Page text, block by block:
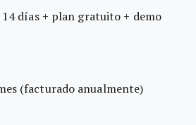
días + plan gratuito + demo
(facturado anualmente)